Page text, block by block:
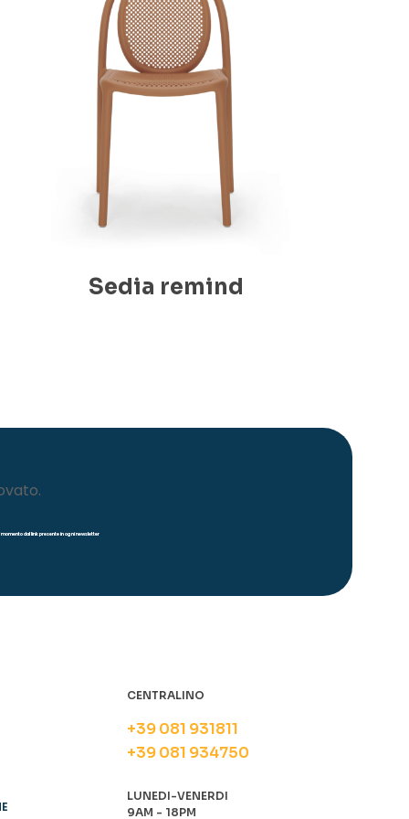
Sedia remind
dal link presente in ogni newsletter
CENTRALINO
+39 081 931811
+39 081 934750
LUNEDI-VENERDI
9AM - 18PM